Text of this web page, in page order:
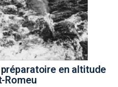
en altitude
Romeu